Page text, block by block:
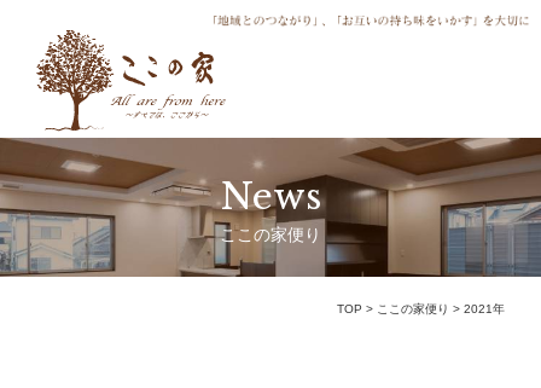
News
ここの家便り
TOP > ここの家便り >2021年